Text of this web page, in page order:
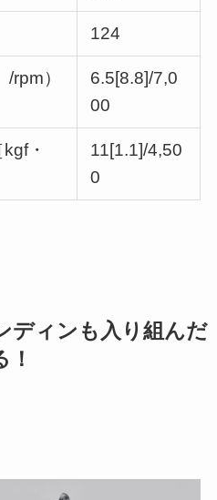
124
rpm）
6.5[8.8]/7,0
00
・
11[1.1]/4,50
0
ディンも入り組んだ
！